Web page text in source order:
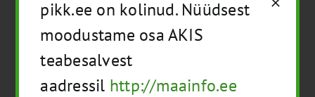
Kaitse
Kuidas seirata?
pikk.ee on kolinud. Nüüdsest
moodustame osa AKIS
teabesalvest
aadressil http://maainfo.ee